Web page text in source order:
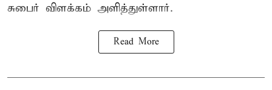
சுபைர் விளக்கம் அளித்துள்ளார்.
Read More